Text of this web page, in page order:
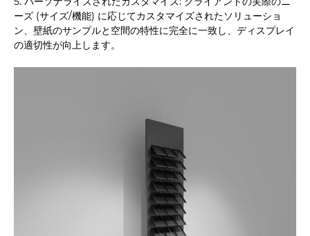
ーズ (サイズ/機能) に応じてカスタマイズされたソリューショ
ン、壁紙のサンプルと空間の特性に完全に一致し、ディスプレイ
の適切性が向上します。